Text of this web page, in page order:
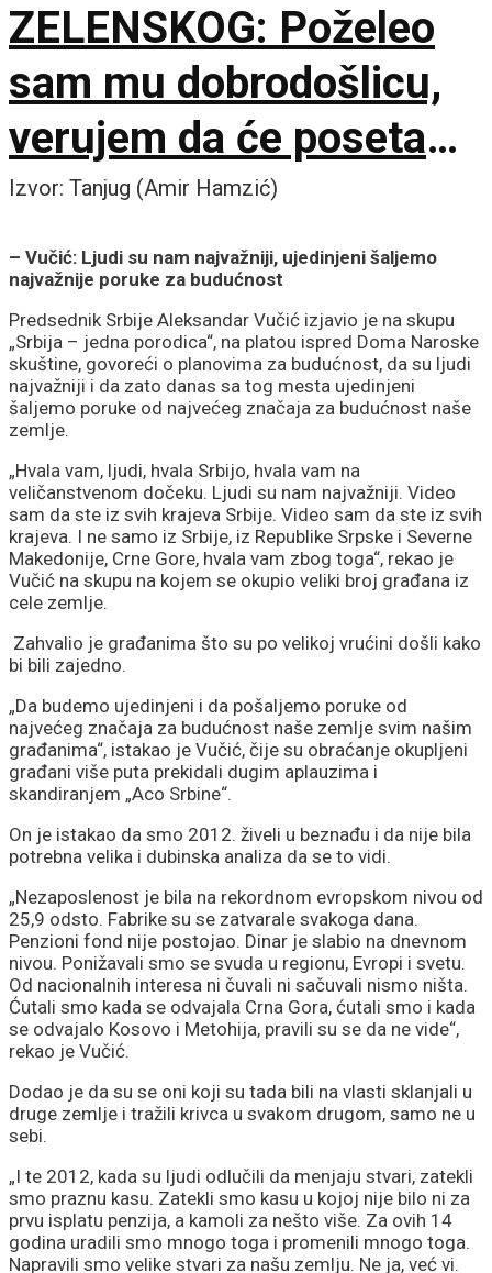
ZELENSKOG: Poželeo
sam mu dobrodošlicu,
verujem da će poseta
doprineti razvoju
odnosa
Izvor: Tanjug (Amir Hamzić)
– Vučić: Ljudi su nam najvažniji, ujedinjeni šaljemo
najvažnije poruke za budućnost
Predsednik Srbije Aleksandar Vučić izjavio je na skupu
„Srbija – jedna porodica“, na platou ispred Doma Naroske
skuštine, govoreći o planovima za budućnost, da su ljudi
najvažniji i da zato danas sa tog mesta ujedinjeni
šaljemo poruke od najvećeg značaja za budućnost naše
zemlje.
„Hvala vam, ljudi, hvala Srbijo, hvala vam na
veličanstvenom dočeku. Ljudi su nam najvažniji. Video
sam da ste iz svih krajeva Srbije. Video sam da ste iz svih
krajeva. I ne samo iz Srbije, iz Republike Srpske i Severne
Makedonije, Crne Gore, hvala vam zbog toga“, rekao je
Vučić na skupu na kojem se okupio veliki broj građana iz
cele zemlje.
Zahvalio je građanima što su po velikoj vrućini došli kako
bi bili zajedno.
„Da budemo ujedinjeni i da pošaljemo poruke od
najvećeg značaja za budućnost naše zemlje svim našim
građanima“, istakao je Vučić, čije su obraćanje okupljeni
građani više puta prekidali dugim aplauzima i
skandiranjem „Aco Srbine“.
On je istakao da smo 2012. živeli u beznađu i da nije bila
potrebna velika i dubinska analiza da se to vidi.
„Nezaposlenost je bila na rekordnom evropskom nivou od
25,9 odsto. Fabrike su se zatvarale svakoga dana.
Penzioni fond nije postojao. Dinar je slabio na dnevnom
nivou. Ponižavali smo se svuda u regionu, Evropi i svetu.
Od nacionalnih interesa ni čuvali ni sačuvali nismo ništa.
Ćutali smo kada se odvajala Crna Gora, ćutali smo i kada
se odvajalo Kosovo i Metohija, pravili su se da ne vide“,
rekao je Vučić.
Dodao je da su se oni koji su tada bili na vlasti sklanjali u
druge zemlje i tražili krivca u svakom drugom, samo ne u
sebi.
„I te 2012, kada su ljudi odlučili da menjaju stvari, zatekli
smo praznu kasu. Zatekli smo kasu u kojoj nije bilo ni za
prvu isplatu penzija, a kamoli za nešto više. Za ovih 14
godina uradili smo mnogo toga i promenili mnogo toga.
Napravili smo velike stvari za našu zemlju. Ne ja, već vi.